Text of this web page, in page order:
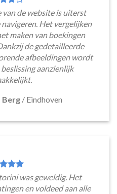
de website is uiterst
Het vergelijken
maken van boekingen
de gedetailleerde
afbeeldingen wordt
aanzienlijk
Berg / Eindhoven
was geweldig. Het
en voldeed aan alle